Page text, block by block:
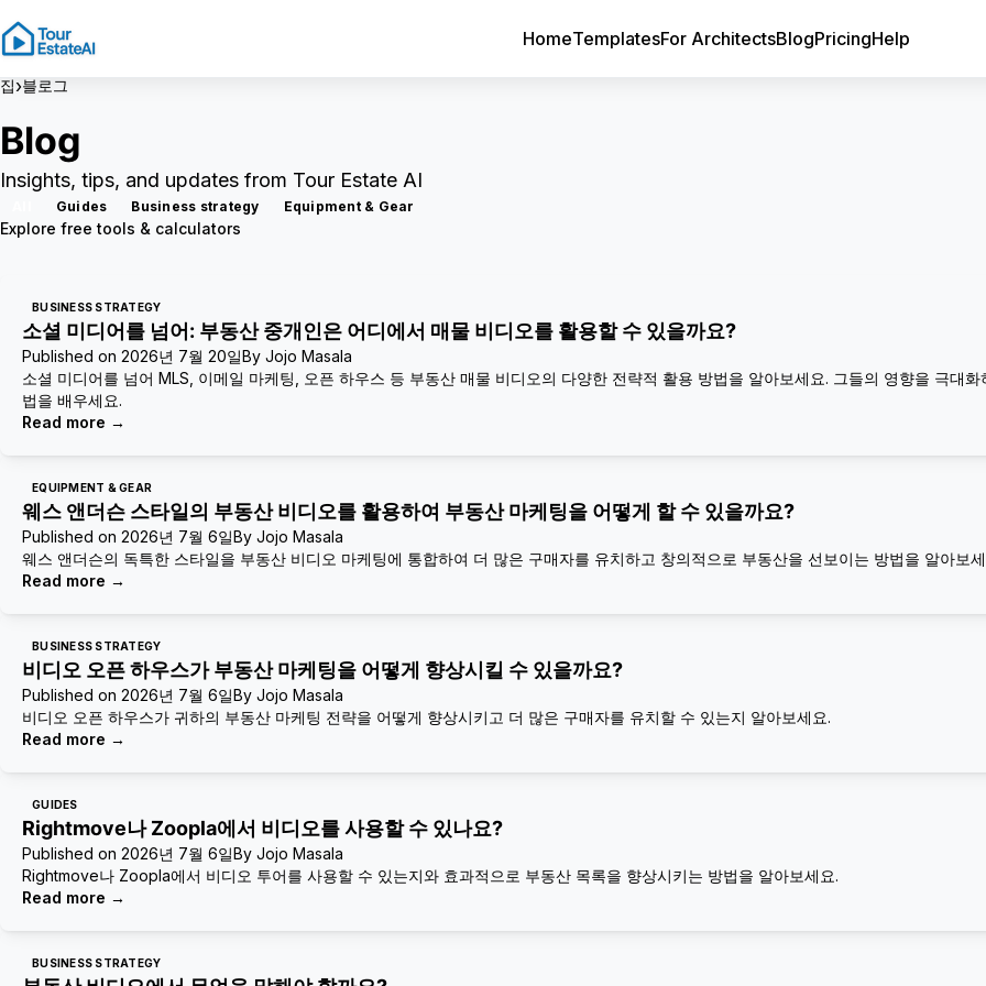
HomeTemplatesFor ArchitectsBlogPricingHelp
집›블로그
Blog
Insights, tips, and updates from Tour Estate AI
Guides Business strategy Equipment & Gear
Explore free tools & calculators
BUSINESS STRATEGY
소셜 미디어를 넘어: 부동산 중개인은 어디에서 매물 비디오를 활용할 수 있을까요?
Published on 2026년 7월 20일By Jojo Masala
소셜 미디어를 넘어 MLS, 이메일 마케팅, 오픈 하우스 등 부동산 매물 비디오의 다양한 전략적 활용 방법을 알아보세요. 그들의 영향을 극대화
법을 배우세요.
Read more →
EQUIPMENT & GEAR
웨스 앤더슨 스타일의 부동산 비디오를 활용하여 부동산 마케팅을 어떻게 할 수 있을까요?
Published on 2026년 7월 6일By Jojo Masala
웨스 앤더슨의 독특한 스타일을 부동산 비디오 마케팅에 통합하여 더 많은 구매자를 유치하고 창의적으로 부동산을 선보이는 방법을 알아보
Read more →
BUSINESS STRATEGY
비디오 오픈 하우스가 부동산 마케팅을 어떻게 향상시킬 수 있을까요?
Published on 2026년 7월 6일By Jojo Masala
비디오 오픈 하우스가 귀하의 부동산 마케팅 전략을 어떻게 향상시키고 더 많은 구매자를 유치할 수 있는지 알아보세요.
Read more →
GUIDES
Rightmove나 Zoopla에서 비디오를 사용할 수 있나요?
Published on 2026년 7월 6일By Jojo Masala
Rightmove나 Zoopla에서 비디오 투어를 사용할 수 있는지와 효과적으로 부동산 목록을 향상시키는 방법을 알아보세요.
Read more →
BUSINESS STRATEGY